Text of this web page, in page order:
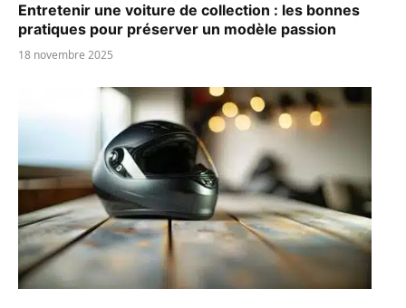
Entretenir une voiture de collection : les bonnes
pratiques pour préserver un modèle passion
18 novembre 2025